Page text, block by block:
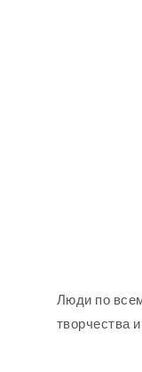
Люди по
творчества